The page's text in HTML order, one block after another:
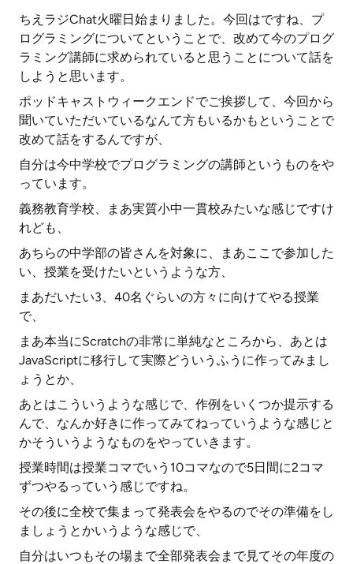
ちえラジChat火曜日始まりました。今回はですね、プ
ログラミングについてということで、改めて今のプログ
ラミング講師に求められていると思うことについて話を
しようと思います。
ポッドキャストウィークエンドでご挨拶して、今回から
聞いていただいているなんて方もいるかもということで
改めて話をするんですが、
自分は今中学校でプログラミングの講師というものをや
っています。
義務教育学校、まあ実質小中一貫校みたいな感じですけ
れども、
あちらの中学部の皆さんを対象に、まあここで参加した
い、授業を受けたいというような方、
まあだいたい3、40名ぐらいの方々に向けてやる授業
で、
まあ本当にScratchの非常に単純なところから、あとは
JavaScriptに移行して実際どういうふうに作ってみまし
ょうとか、
あとはこういうような感じで、作例をいくつか提示する
んで、なんか好きに作ってみてねっていうような感じと
かそういうようなものをやっていきます。
授業時間は授業コマでいう10コマなので5日間に2コマ
ずつやるっていう感じですね。
その後に全校で集まって発表会をやるのでその準備をし
ましょうとかいうような感じで、
自分はいつもその場まで全部発表会まで見てその年度の